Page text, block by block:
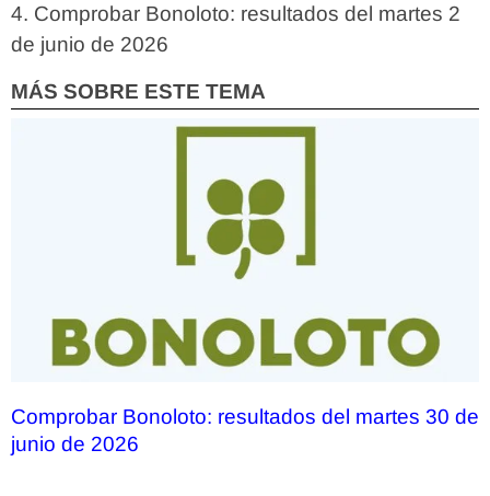
Comprobar Bonoloto: resultados del martes 2
de junio de 2026
MÁS SOBRE ESTE TEMA
Comprobar Bonoloto: resultados del martes 30 de
junio de 2026